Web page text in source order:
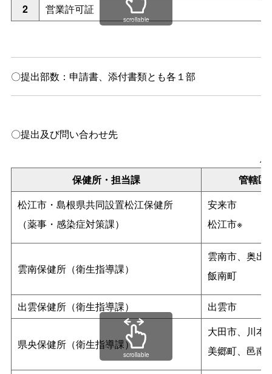
2
営業許可証
scrollable
〇提出部数：申請書、添付書類とも各１部
〇提出及び問い合わせ先
保
保健所・担当課
管轄区
松江市・島根県共同設置松江保健所
（薬事・感染症対策課）
安来市
松江市※
雲南保健所（衛生指導課）
雲南市、奥出
飯南町
出雲保健所（衛生指導課） 出雲市
県央保健所（衛生指導課）
大田市、川本
美郷町、邑南
scrollable